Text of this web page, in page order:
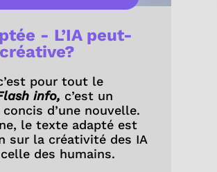
- L’IA peut-
pour tout le
info, c’est un
d’une nouvelle.
le texte adapté est
sur la créativité des IA
des humains.